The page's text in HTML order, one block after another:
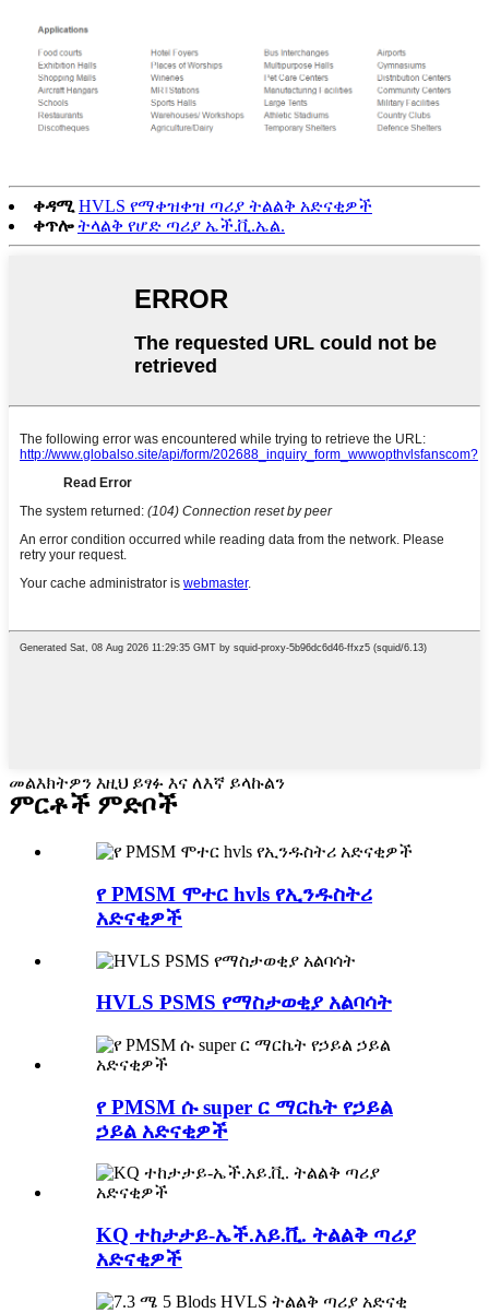
ቀዳሚ HVLS የማቀዝቀዝ ጣሪያ ትልልቅ አድናቂዎች
ቀጥሎ ትላልቅ የሆድ ጣሪያ ኤች.ቪ.ኤል.
መልእክትዎን እዚህ ይፃፉ እና ለእኛ ይላኩልን
ምርቶች ምድቦች
የ PMSM ሞተር hvls የኢንዱስትሪ
አድናቂዎች
HVLS PSMS የማስታወቂያ አልባሳት
የ PMSM ሱ super ር ማርኬት የኃይል
ኃይል አድናቂዎች
KQ ተከታታይ-ኤች.አይ.ቪ. ትልልቅ ጣሪያ
አድናቂዎች